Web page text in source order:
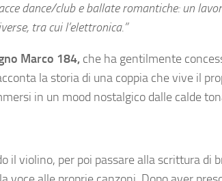
dance/club e ballate romantiche: un
tra cui l’elettronica.”
Marco 184, che ha gentilmente
la storia di una coppia che vive il
in un mood nostalgico dalle calde
il violino, per poi passare alla scrittura di